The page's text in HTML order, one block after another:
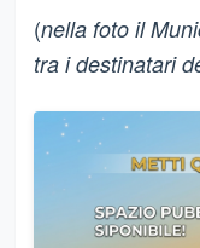
(nella foto il
tra i destinatari